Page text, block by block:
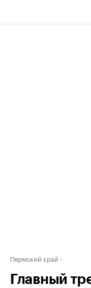
Пермский край
Главный